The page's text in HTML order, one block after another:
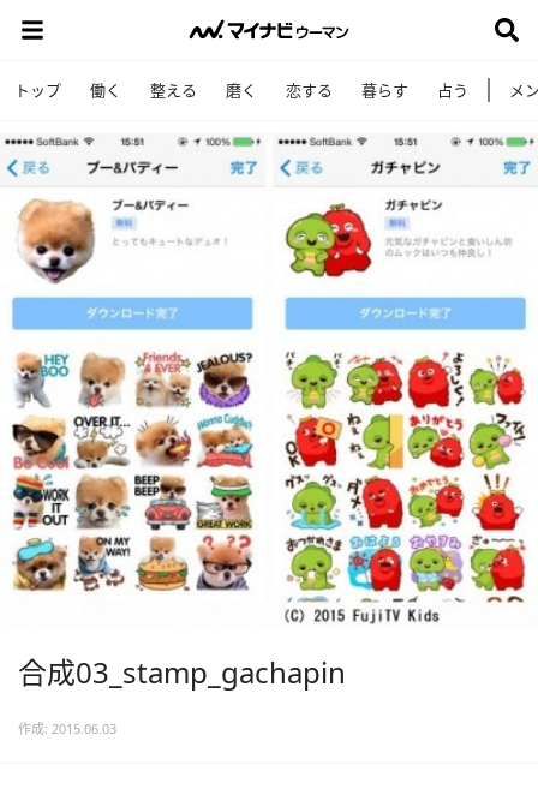
トップ 働く 整える 磨く 恋する 暮らす 占う メ
合成03_stamp_gachapin
作成: 2015.06.03